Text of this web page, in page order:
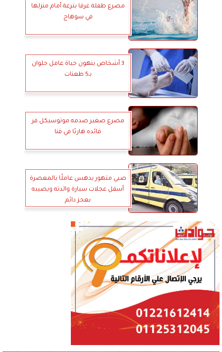
مصرع طفلة غرقا بترعة أمام منزلها
في سوهاج
3 أشخاص ينهون حياة عامل حلوان
بـ5 طعنات
مصرع صغير صدمه موتوسيكل فر
قائده هاربًا في قنا
صبي متهور يدهس عاملًا بالمعصرة
أسفل عجلات سيارة والدته ويصيبه
بعجز دائم